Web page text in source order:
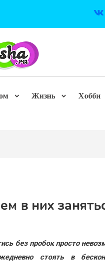
Жизнь Хобби
в них
без пробок просто
стоять в